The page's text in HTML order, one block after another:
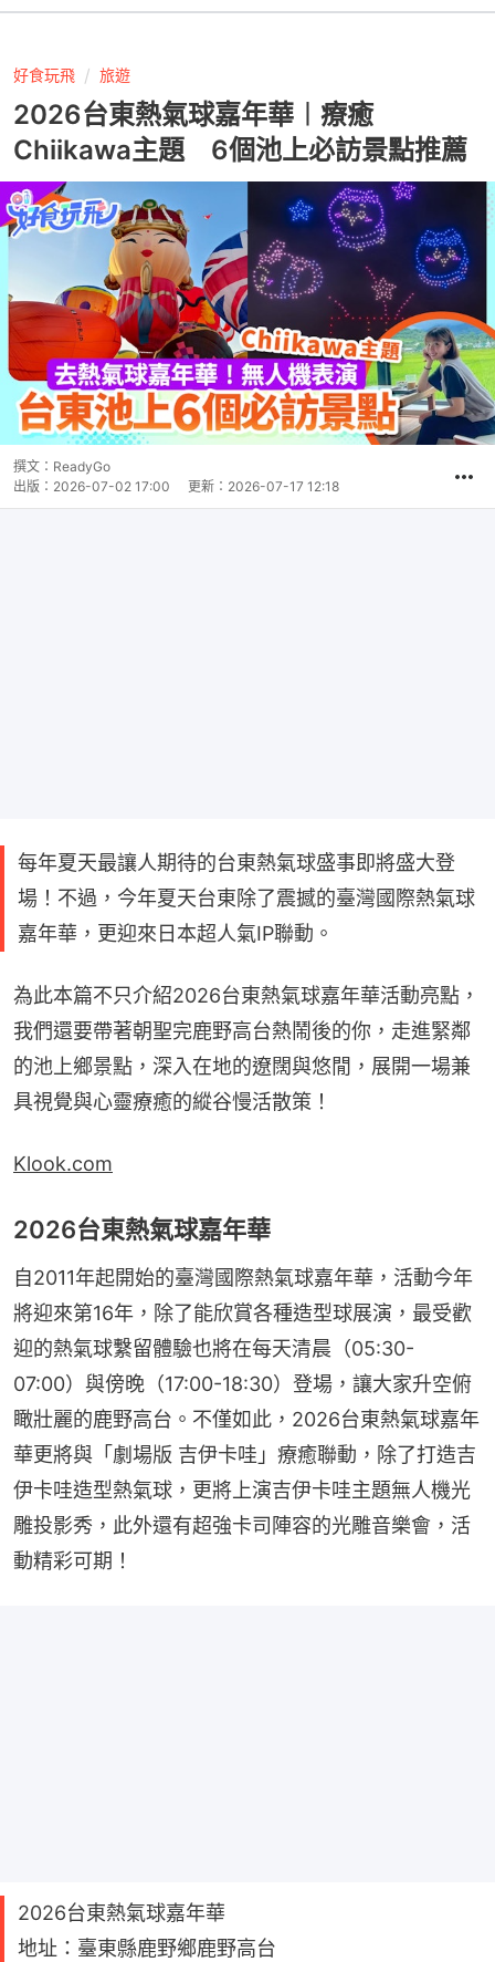
好食玩飛 旅遊
2026台東熱氣球嘉年華︱療癒
Chiikawa主題 6個池上必訪景點推薦
撰文： ReadyGo
出版： 2026-07-02 17:00 更新： 2026-07-17 12:18
每年夏天最讓人期待的台東熱氣球盛事即將盛大登
場！不過，今年夏天台東除了震撼的臺灣國際熱氣球
嘉年華，更迎來日本超人氣IP聯動。
為此本篇不只介紹2026台東熱氣球嘉年華活動亮點，
我們還要帶著朝聖完鹿野高台熱鬧後的你，走進緊鄰
的池上鄉景點，深入在地的遼闊與悠閒，展開一場兼
具視覺與心靈療癒的縱谷慢活散策！
Klook.com
2026台東熱氣球嘉年華
自2011年起開始的臺灣國際熱氣球嘉年華，活動今年
將迎來第16年，除了能欣賞各種造型球展演，最受歡
迎的熱氣球繫留體驗也將在每天清晨（05:30-
07:00）與傍晚（17:00-18:30）登場，讓大家升空俯
瞰壯麗的鹿野高台。不僅如此，2026台東熱氣球嘉年
華更將與「劇場版 吉伊卡哇」療癒聯動，除了打造吉
伊卡哇造型熱氣球，更將上演吉伊卡哇主題無人機光
雕投影秀，此外還有超強卡司陣容的光雕音樂會，活
動精彩可期！
2026台東熱氣球嘉年華
地址：臺東縣鹿野鄉鹿野高台